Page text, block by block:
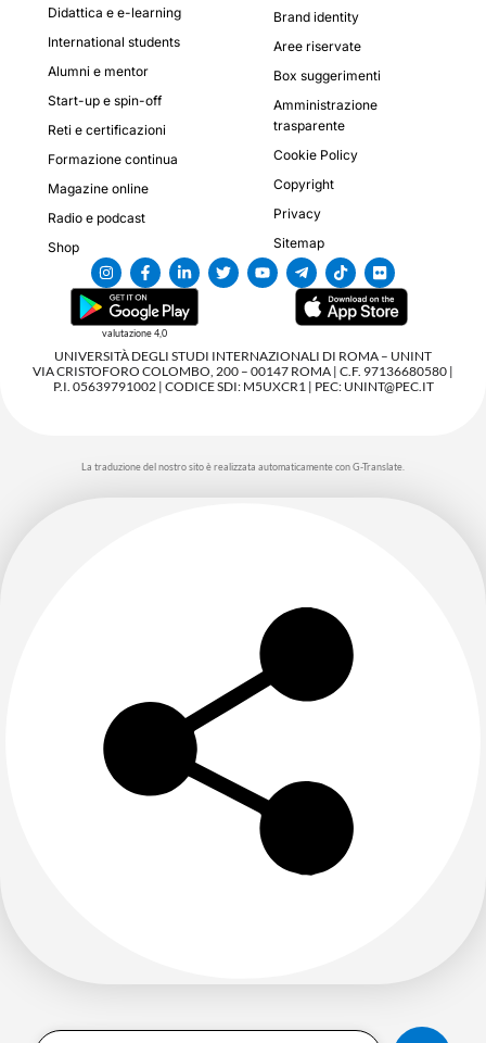
Didattica e e-learning
International students
Alumni e mentor
Start-up e spin-off
Reti e certificazioni
Formazione continua
Magazine online
Radio e podcast
Shop
Brand identity
Aree riservate
Box suggerimenti
Amministrazione
trasparente
Cookie Policy
Copyright
Privacy
Sitemap
valutazione 4,0
UNIVERSITÀ DEGLI STUDI INTERNAZIONALI DI ROMA – UNINT
VIA CRISTOFORO COLOMBO, 200 – 00147 ROMA | C.F. 97136680580 |
P.I. 05639791002 | CODICE SDI: M5UXCR1 | PEC: UNINT@PEC.IT
La traduzione del nostro sito è realizzata automaticamente con G-Translate.